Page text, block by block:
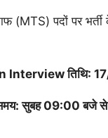
(MTS) पदों पर
Interview तिथि:
समय: सुबह 09:00